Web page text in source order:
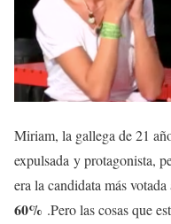
Miriam, la gallega de 21
expulsada y protagonista,
era la candidata más
60% .Pero las cosas que